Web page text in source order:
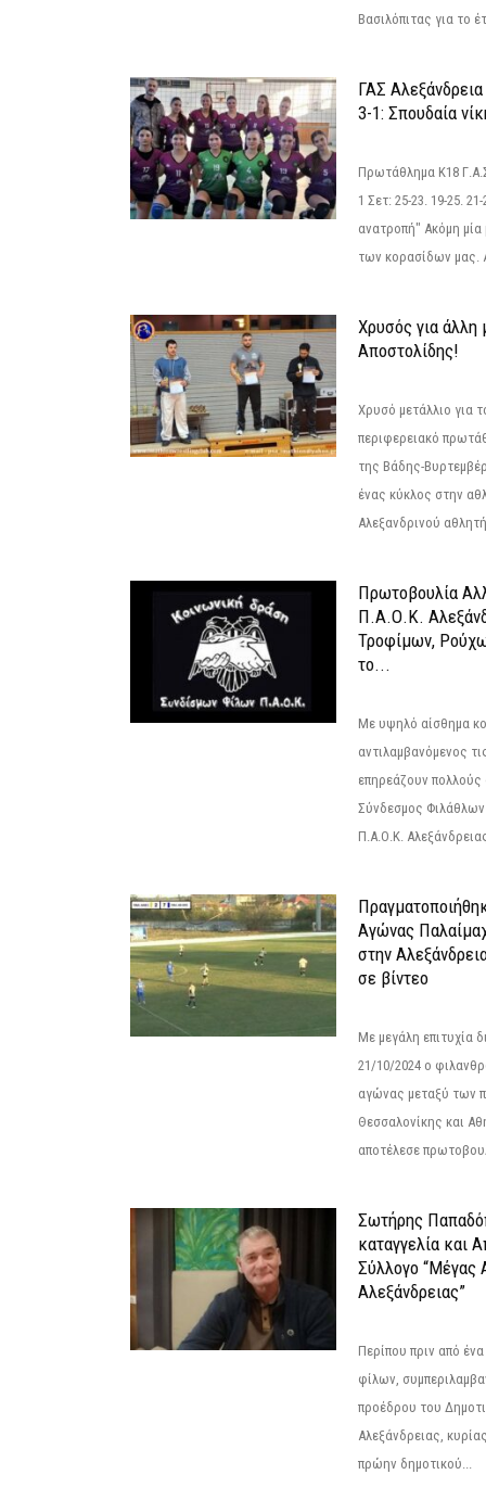
Βασιλόπιτας για το
ΓΑΣ
3-1: Σπουδαία
Πρωτάθλημα Κ18
1 Σετ: 25-23. 19-25.
ανατροπή" Ακόμη μία
των κορασίδων μας.
Χρυσός για άλλη
Αποστολίδης!
Χρυσό μετάλλιο για
περιφερειακό
της Βάδης-
ένας κύκλος στην
Αλεξανδρινού
Πρωτοβουλία
Π.Α.Ο.Κ.
Τροφίμων,
το...
Με υψηλό αίσθημα
αντιλαμβανόμενος
επηρεάζουν πολλούς
Σύνδεσμος
Π.Α.Ο.Κ.
Αγώνας
στην
σε βίντεο
Με μεγάλη επιτυχία
21/10/2024 ο
αγώνας μεταξύ των
Θεσσαλονίκης και
αποτέλεσε
Σωτήρης
καταγγελία και
Σύλλογο “Μέγας
Αλεξάνδρειας”
Περίπου πριν από
φίλων,
προέδρου του
Αλεξάνδρειας,
πρώην δημοτικού...